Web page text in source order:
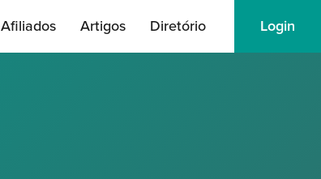
Afiliados Artigos Diretório Login